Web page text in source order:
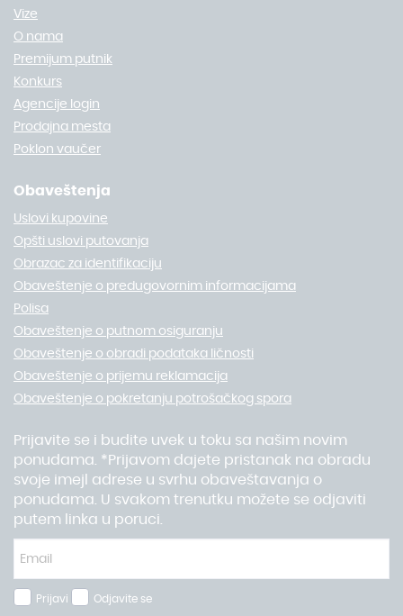
Vize
O nama
Premijum putnik
Konkurs
Agencije login
Prodajna mesta
Poklon vaučer
Obaveštenja
Uslovi kupovine
Opšti uslovi putovanja
Obrazac za identifikaciju
Obaveštenje o predugovornim informacijama
Polisa
Obaveštenje o putnom osiguranju
Obaveštenje o obradi podataka ličnosti
Obaveštenje o prijemu reklamacija
Obaveštenje o pokretanju potrošačkog spora
Prijavite se i budite uvek u toku sa našim novim
ponudama. *Prijavom dajete pristanak na obradu
svoje imejl adrese u svrhu obaveštavanja o
ponudama. U svakom trenutku možete se odjaviti
putem linka u poruci.
Prijavi Odjavite se